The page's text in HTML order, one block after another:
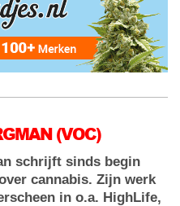
(VOC)
schrijft sinds begin
cannabis. Zijn werk
in o.a. HighLife,